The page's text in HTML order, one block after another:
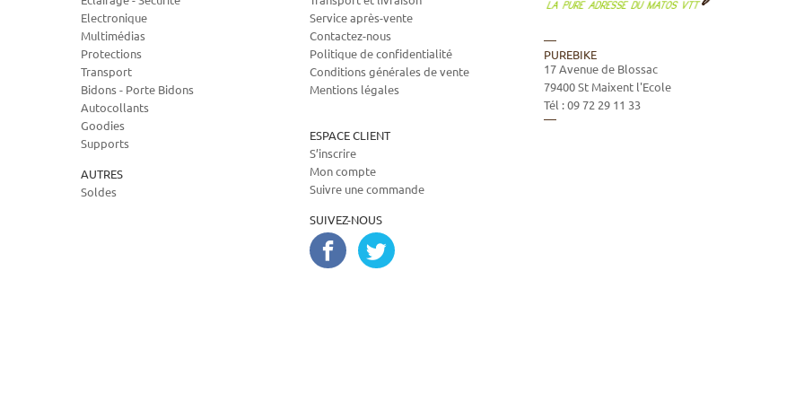
Electronique
Multimédias
Protections
Transport
Bidons - Porte Bidons
Autocollants
Goodies
Supports
AUTRES
Soldes
Service après-vente
Contactez-nous
Politique de confidentialité
Conditions générales de vente
Mentions légales
ESPACE CLIENT
S’inscrire
Mon compte
Suivre une commande
SUIVEZ-NOUS
PUREBIKE
17 Avenue de Blossac
79400St Maixent l'Ecole
Tél :09 72 29 11 33